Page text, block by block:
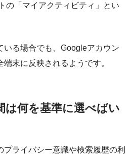
の「マイアクティビティ」とい
いる場合でも、Googleアカウン
端末に反映されるようです。
は何を基準に選べばい
ライバシー意識や検索履歴の利